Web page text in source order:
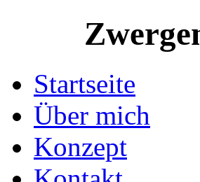
Startseite
Über mich
Konzept